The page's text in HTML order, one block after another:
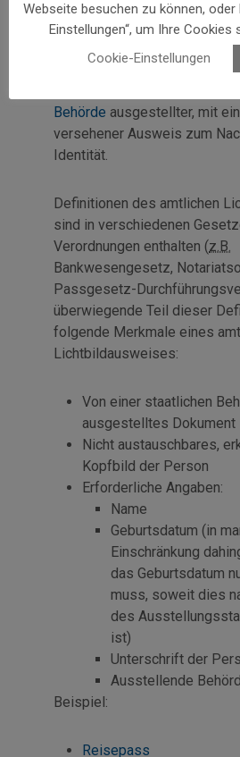
Amtlicher
Lichtbildausweis
Behörde ausgestellter, mit
versehener Ausweis zum
Identität.
Definitionen des amtlichen
sind in verschiedenen
Verordnungen enthalten (z.B.
Bankwesengesetz,
Passgesetz-
überwiegende Teil dieser
folgende Merkmale eines
Lichtbildausweises:
Von einer staatlichen
ausgestelltes Dokument
Nicht austauschbares,
Kopfbild der Person
Erforderliche Angaben:
Name
Geburtsdatum (in
Einschränkung
das Geburtsdatum
muss, soweit dies
des
ist)
Unterschrift der
Ausstellende
Beispiel:
Reisepass
Webseite besuchen zu können, oder
Einstellungen“, um Ihre Cookies
Cookie-Einstellungen